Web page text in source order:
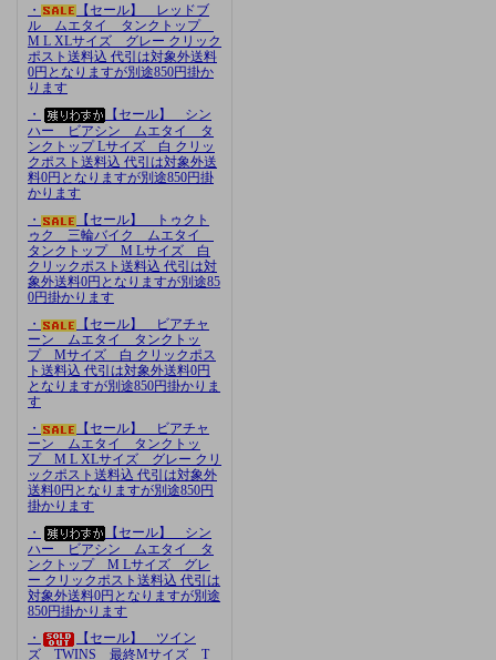
・
【セール】 レッドブ
ル ムエタイ タンクトップ
M L XLサイズ グレー クリック
ポスト送料込 代引は対象外送料
0円となりますが別途850円掛か
ります
・
【セール】 シン
ハー ビアシン ムエタイ タ
ンクトップ Lサイズ 白 クリッ
クポスト送料込 代引は対象外送
料0円となりますが別途850円掛
かります
・
【セール】 トゥクト
ゥク 三輪バイク ムエタイ
タンクトップ M Lサイズ 白
クリックポスト送料込 代引は対
象外送料0円となりますが別途85
0円掛かります
・
【セール】 ビアチャ
ーン ムエタイ タンクトッ
プ Mサイズ 白 クリックポス
ト送料込 代引は対象外送料0円
となりますが別途850円掛かりま
す
・
【セール】 ビアチャ
ーン ムエタイ タンクトッ
プ M L XLサイズ グレー クリ
ックポスト送料込 代引は対象外
送料0円となりますが別途850円
掛かります
・
【セール】 シン
ハー ビアシン ムエタイ タ
ンクトップ M Lサイズ グレ
ー クリックポスト送料込 代引は
対象外送料0円となりますが別途
850円掛かります
・
【セール】 ツイン
ズ TWINS 最終Mサイズ T